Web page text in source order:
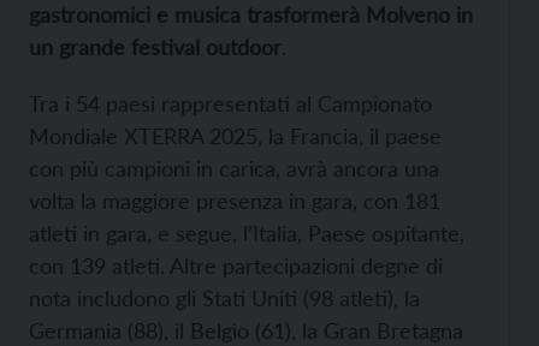
gastronomici e musica trasformerà Molveno in
un grande festival outdoor.
Tra i 54 paesi rappresentati al Campionato
Mondiale XTERRA 2025, la Francia, il paese
con più campioni in carica, avrà ancora una
volta la maggiore presenza in gara, con 181
atleti in gara, e segue, l’Italia, Paese ospitante,
con 139 atleti. Altre partecipazioni degne di
nota includono gli Stati Uniti (98 atleti), la
Germania (88), il Belgio (61), la Gran Bretagna